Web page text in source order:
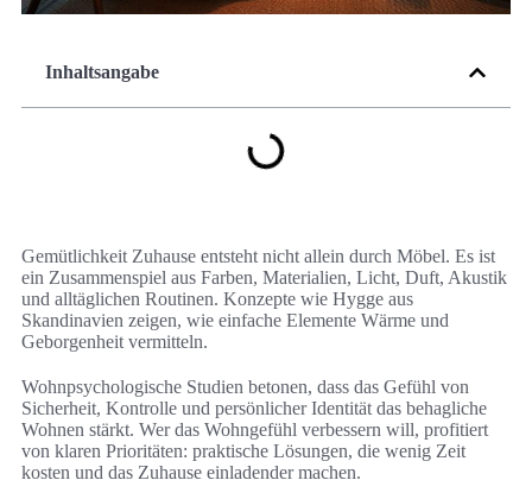
Inhaltsangabe
Gemütlichkeit Zuhause entsteht nicht allein durch Möbel. Es ist
ein Zusammenspiel aus Farben, Materialien, Licht, Duft, Akustik
und alltäglichen Routinen. Konzepte wie Hygge aus
Skandinavien zeigen, wie einfache Elemente Wärme und
Geborgenheit vermitteln.
Wohnpsychologische Studien betonen, dass das Gefühl von
Sicherheit, Kontrolle und persönlicher Identität das behagliche
Wohnen stärkt. Wer das Wohngefühl verbessern will, profitiert
von klaren Prioritäten: praktische Lösungen, die wenig Zeit
kosten und das Zuhause einladender machen.